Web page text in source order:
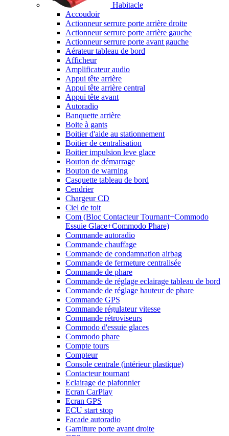
Habitacle
Accoudoir
Actionneur serrure porte arrière droite
Actionneur serrure porte arrière gauche
Actionneur serrure porte avant gauche
Aérateur tableau de bord
Afficheur
Amplificateur audio
Appui tête arrière
Appui tête arrière central
Appui tête avant
Autoradio
Banquette arrière
Boite à gants
Boitier d'aide au stationnement
Boitier de centralisation
Boitier impulsion leve glace
Bouton de démarrage
Bouton de warning
Casquette tableau de bord
Cendrier
Chargeur CD
Ciel de toit
Com (Bloc Contacteur Tournant+Commodo
Essuie Glace+Commodo Phare)
Commande autoradio
Commande chauffage
Commande de condamnation airbag
Commande de fermeture centralisée
Commande de phare
Commande de réglage eclairage tableau de bord
Commande de réglage hauteur de phare
Commande GPS
Commande régulateur vitesse
Commande rétroviseurs
Commodo d'essuie glaces
Commodo phare
Compte tours
Compteur
Console centrale (intérieur plastique)
Contacteur tournant
Eclairage de plafonnier
Ecran CarPlay
Ecran GPS
ECU start stop
Facade autoradio
Garniture porte avant droite